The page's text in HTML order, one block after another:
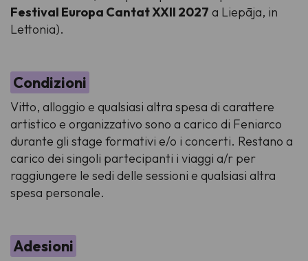
Festival Europa Cantat XXII 2027 a Liepāja, in
Lettonia).
Condizioni
Vitto, alloggio e qualsiasi altra spesa di carattere
artistico e organizzativo sono a carico di Feniarco
durante gli stage formativi e/o i concerti. Restano a
carico dei singoli partecipanti i viaggi a/r per
raggiungere le sedi delle sessioni e qualsiasi altra
spesa personale.
Adesioni